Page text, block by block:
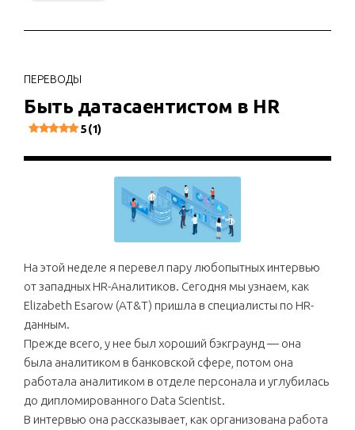
ПЕРЕВОДЫ
Быть датасаентистом в HR
5 (1)
На этой неделе я перевел пару любопытных интервью
от западных HR-Аналитиков. Сегодня мы узнаем, как
Elizabeth Esarow (AT&T) пришла в специалисты по HR-
данным.
Прежде всего, у нее был хороший бэкграунд — она
была аналитиком в банковской сфере, потом она
работала аналитиком в отделе персонала и углубилась
до дипломированного Data Scientist.
В интервью она рассказывает, как организована работа